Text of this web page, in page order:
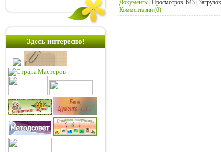
Здесь интересно!
Документы | Просмотров: 643 |
Комментарии (0)